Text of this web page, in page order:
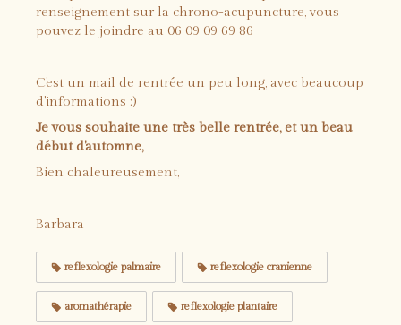
renseignement sur la chrono-acupuncture, vous
pouvez le joindre au 06 09 09 69 86
C'est un mail de rentrée un peu long, avec beaucoup
d'informations :)
Je vous souhaite une très belle rentrée, et un beau
début d'automne,
Bien chaleureusement,
Barbara
reflexologie palmaire reflexologie cranienne
aromathérapie reflexologie plantaire